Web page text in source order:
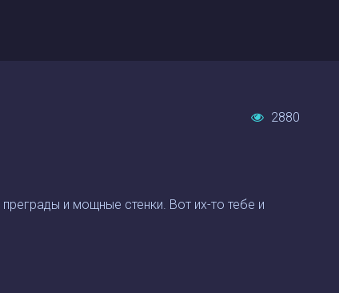
2880
и мощные стенки. Вот их-то тебе и